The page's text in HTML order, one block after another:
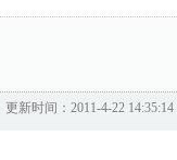
更新时间：2011-4-22 14:35:14